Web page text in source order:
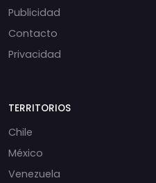
Publicidad
Contacto
Privacidad
TERRITORIOS
Chile
México
Venezuela